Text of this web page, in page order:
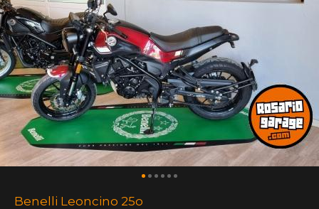
Benelli Leoncino 25o